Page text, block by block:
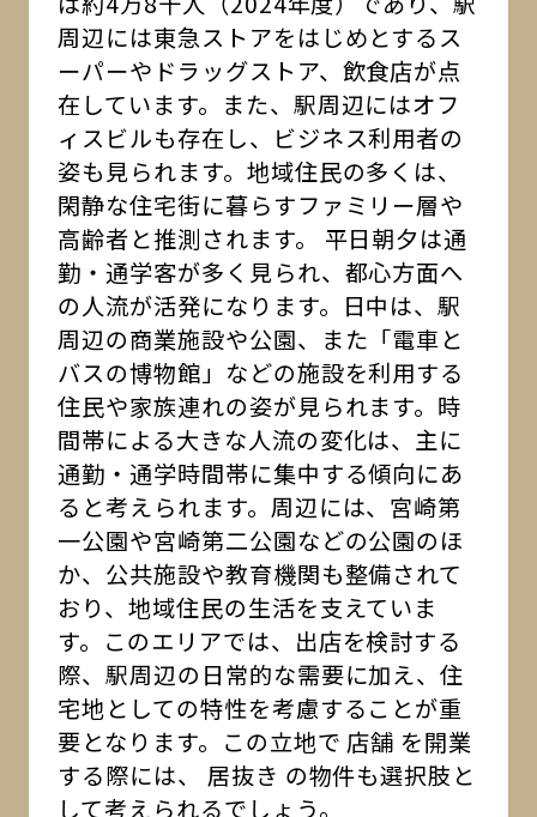
周辺には東急ストアをはじめとするス
ーパーやドラッグストア、飲食店が点
在しています。また、駅周辺にはオフ
ィスビルも存在し、ビジネス利用者の
姿も見られます。地域住民の多くは、
閑静な住宅街に暮らすファミリー層や
高齢者と推測されます。 平日朝夕は通
勤・通学客が多く見られ、都心方面へ
の人流が活発になります。日中は、駅
周辺の商業施設や公園、また「電車と
バスの博物館」などの施設を利用する
住民や家族連れの姿が見られます。時
間帯による大きな人流の変化は、主に
通勤・通学時間帯に集中する傾向にあ
ると考えられます。周辺には、宮崎第
一公園や宮崎第二公園などの公園のほ
か、公共施設や教育機関も整備されて
おり、地域住民の生活を支えていま
す。このエリアでは、出店を検討する
際、駅周辺の日常的な需要に加え、住
宅地としての特性を考慮することが重
要となります。この立地で 店舗 を開業
する際には、 居抜き の物件も選択肢と
して考えられるでしょう。